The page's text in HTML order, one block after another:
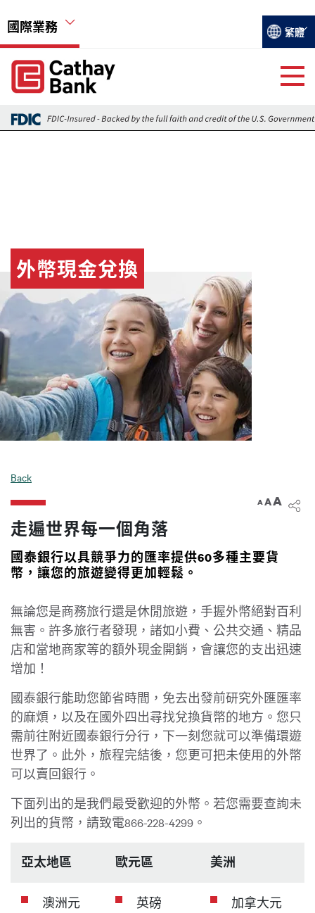
國際業務
Global Header Hierarchy Menu
Select
繁體
Global Header Hierarchy Menu
國際業務及融資
香港分行
圖片外幣現金兌換
Back
A
A A
走遍世界每一個角落
國泰銀行以具競爭力的匯率提供60多種主要貨
幣，讓您的旅遊變得更加輕鬆。
無論您是商務旅行還是休閒旅遊，手握外幣絕對百利
無害。許多旅行者發現，諸如小費、公共交通、精品
店和當地商家等的額外現金開銷，會讓您的支出迅速
增加！
國泰銀行能助您節省時間，免去出發前研究外匯匯率
的麻煩，以及在國外四出尋找兌換貨幣的地方。您只
需前往附近國泰銀行分行，下一刻您就可以準備環遊
世界了。此外，旅程完結後，您更可把未使用的外幣
可以賣回銀行。
下面列出的是我們最受歡迎的外幣。若您需要查詢未
列出的貨幣，請致電866-228-4299。
亞太地區 歐元區 美洲
澳洲元
英磅
加拿大元